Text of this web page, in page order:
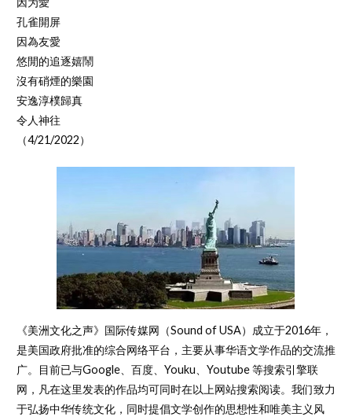
孔雀開屏
因為友愛
悠閒的追逐嬉鬧
沒有硝煙的樂園
安逸淳樸歸真
令人神往
（4/21/2022）
《美洲文化之声》国际传媒网（Sound of USA）成立于2016年，
是美国政府批准的综合网络平台，主要从事华语文学作品的交流推
广。目前已与Google、百度、Youku、Youtube 等搜索引擎联
网，凡在这里发表的作品均可同时在以上网站搜索阅读。我们致力
于弘扬中华传统文化，同时提倡文学创作的思想性和唯美主义风